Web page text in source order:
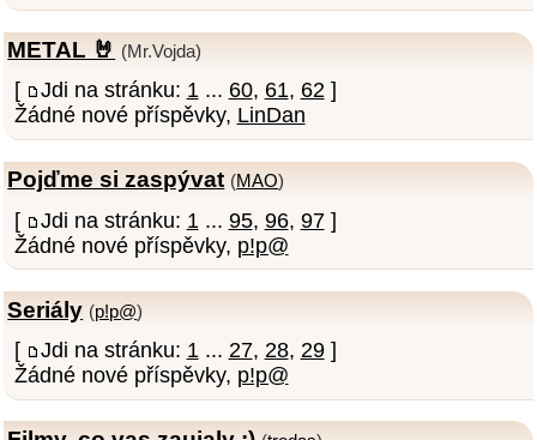
METAL 🤘 (Mr.Vojda)
[ Jdi na stránku: 1... 60, 61, 62]
Žádné nové příspěvky, LinDan
Pojďme si zaspývat (MAO)
[ Jdi na stránku: 1 ... 95, 96, 97]
Žádné nové příspěvky, p!p@
Seriály (p!p@)
[ Jdi na stránku: 1 ... 27, 28, 29]
Žádné nové příspěvky, p!p@